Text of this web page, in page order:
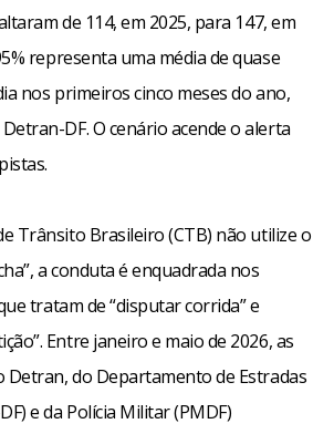
de 114, em 2025, para 147, em
representa uma média de quase
nos primeiros cinco meses do ano,
DF. O cenário acende o alerta
Trânsito Brasileiro (CTB) não utilize o
a conduta é enquadrada nos
tratam de “disputar corrida” e
Entre janeiro e maio de 2026, as
Detran, do Departamento de Estradas
e da Polícia Militar (PMDF)